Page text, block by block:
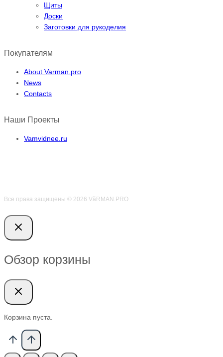
Щиты
Доски
Заготовки для рукоделия
Покупателям
About Varman.pro
News
Contacts
Наши Проекты
Vamvidnee.ru
Все права защищены © 2026 VӑRMAN.PRO
Обзор корзины
Корзина пуста.